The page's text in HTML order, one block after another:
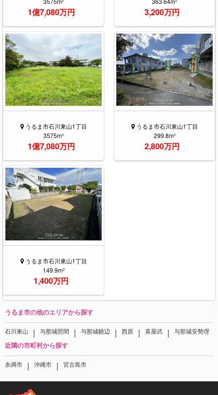
1億7,080万円 3,200万円
うるま市石川東山1丁目
3575m²
1億7,080万円
うるま市石川東山1丁目
299.8m²
2,800万円
うるま市石川東山1丁目
149.9m²
1,400万円
うるま市の他のエリアから探す
石川東山 ｜ 与那城照間 ｜ 与那城饒辺 ｜ 西原 ｜ 喜屋武 ｜ 与那城安勢理
近隣の市町村から探す
糸満市 ｜ 沖縄市 ｜ 宮古島市